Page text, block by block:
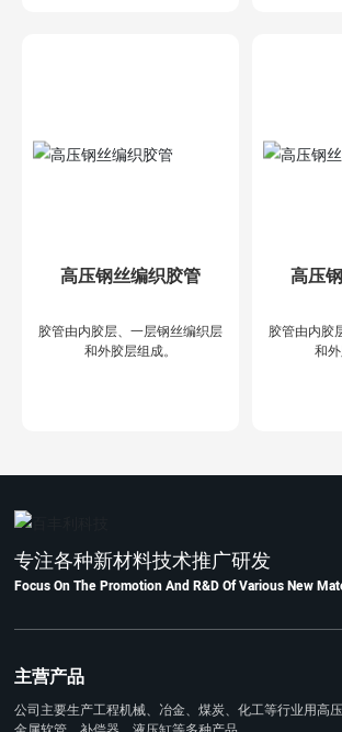
高压钢丝编织胶管
胶管由内胶层、一层钢丝编织层
和外胶层组成。
高压
胶管由内胶
和外
专注各种新材料技术推广研发
Focus On The Promotion And R&D Of Various New
主营产品
公司主要生产工程机械、冶金、煤炭、化工等行业用高
金属软管、补偿器、液压缸等多种产品。